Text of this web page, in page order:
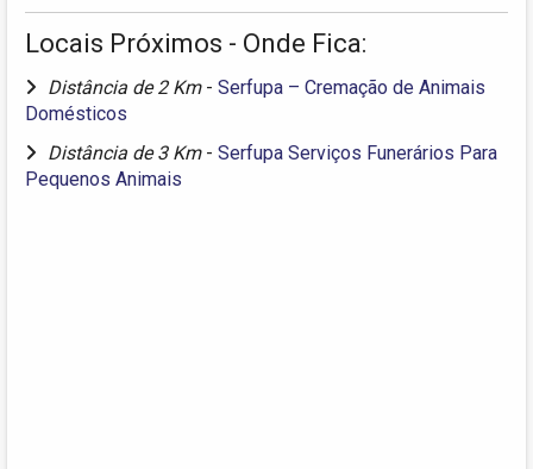
Locais Próximos - Onde Fica:
Distância de 2 Km - Serfupa – Cremação de Animais
Domésticos
Distância de 3 Km - Serfupa Serviços Funerários Para
Pequenos Animais